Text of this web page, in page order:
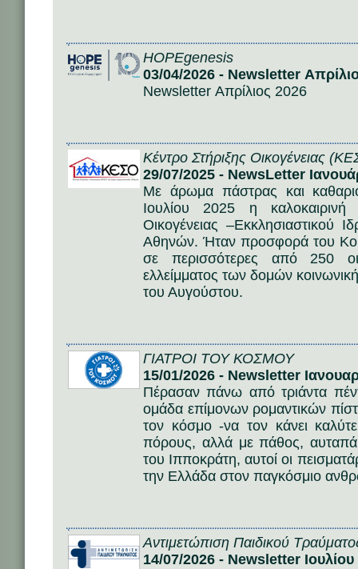
HOPEgenesis
03/04/2026 - Newsletter
Newsletter Απρίλιος 2026
Κέντρο Στήριξης Οικογένειας
29/07/2025 - NewsLetter
Με άρωμα πάστρας και
Ιουλίου 2025 η
Οικογένειας –Εκκλησιαστικού
Αθηνών. Ήταν προσφορά του
σε περισσότερες από 250
ελλείμματος των δομών
του Αυγούστου.
ΓΙΑΤΡΟΙ ΤΟΥ ΚΟΣΜΟΥ
15/01/2026 - Newsletter
Πέρασαν πάνω από τριάντα
ομάδα επίμονων ρομαντικών
τον κόσμο -να τον κάνει
πόρους, αλλά με πάθος,
του Ιπποκράτη, αυτοί οι
την Ελλάδα στον παγκόσμιο
Αντιμετώπιση Παιδικού
14/07/2026 - Newsletter Ιουλίου